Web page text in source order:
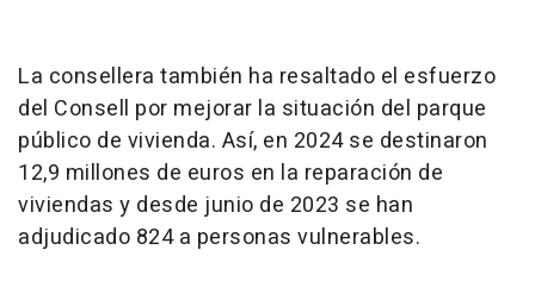
La consellera también ha resaltado el esfuerzo
del Consell por mejorar la situación del parque
público de vivienda. Así, en 2024 se destinaron
12,9 millones de euros en la reparación de
viviendas y desde junio de 2023 se han
adjudicado 824 a personas vulnerables.